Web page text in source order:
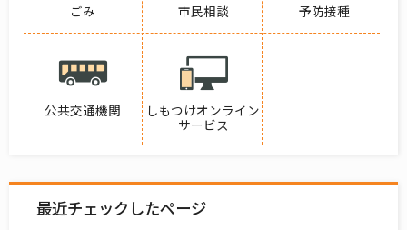
ごみ 市民相談 予防接種
公共交通機関
しもつけオンライン
サービス
最近チェックしたページ